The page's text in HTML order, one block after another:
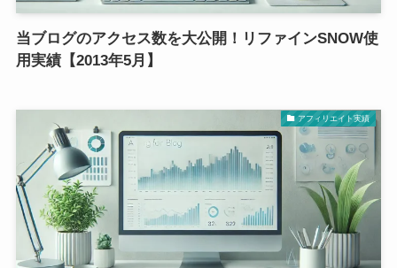
当ブログのアクセス数を大公開！リファインSNOW使
用実績【2013年5月】
アフィリエイト実績